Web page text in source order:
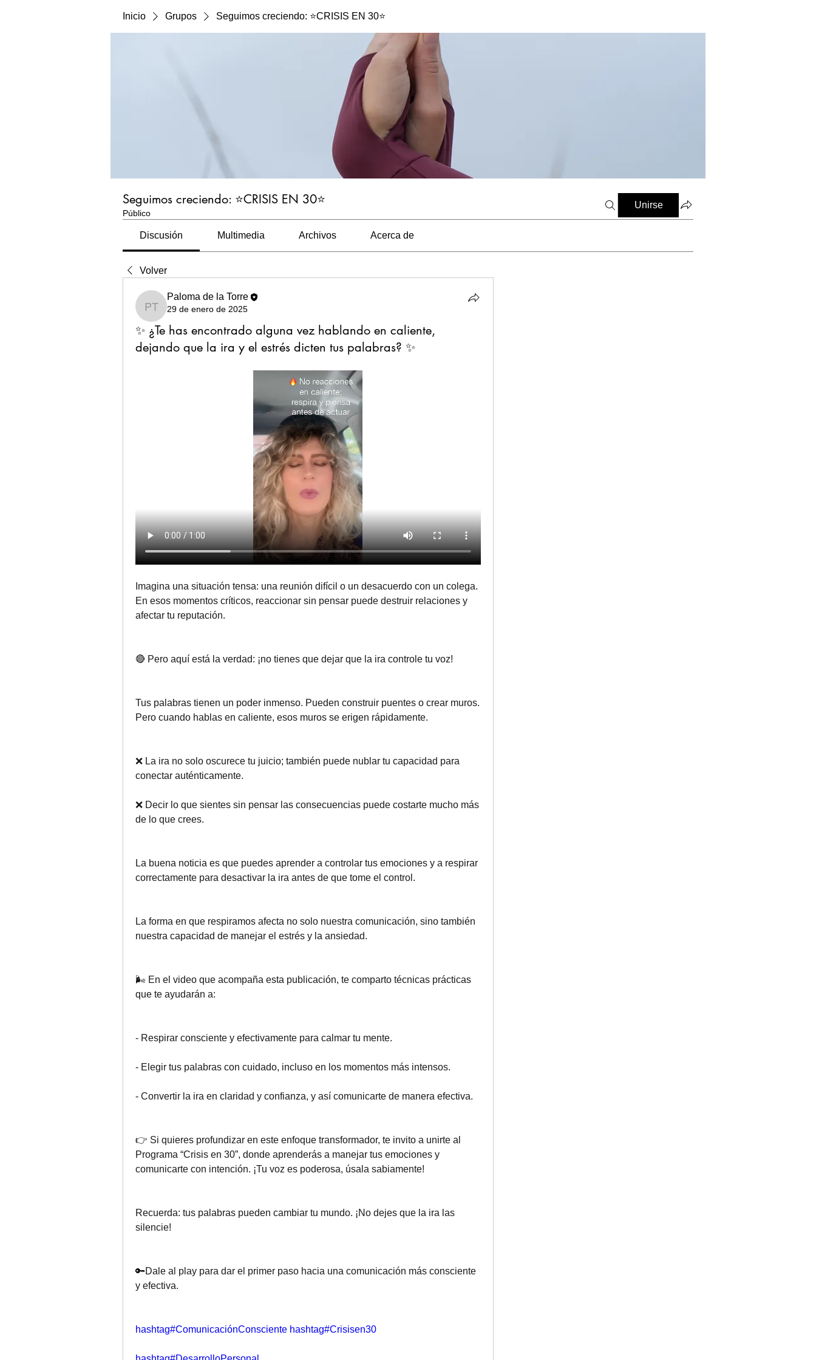
Inicio Grupos Seguimos creciendo: ⭐️CRISIS EN 30⭐️
Seguimos creciendo: ⭐️CRISIS EN 30⭐️
Público
Unirse
Discusión Multimedia Archivos Acerca de
Volver
Paloma de la Torre
Paloma de la Torre
29 de enero de 2025
✨ ¿Te has encontrado alguna vez hablando en caliente,
dejando que la ira y el estrés dicten tus palabras? ✨
Imagina una situación tensa: una reunión difícil o un desacuerdo con un colega.
En esos momentos críticos, reaccionar sin pensar puede destruir relaciones y
afectar tu reputación.
🔴 Pero aquí está la verdad: ¡no tienes que dejar que la ira controle tu voz!
Tus palabras tienen un poder inmenso. Pueden construir puentes o crear muros.
Pero cuando hablas en caliente, esos muros se erigen rápidamente.
❌ La ira no solo oscurece tu juicio; también puede nublar tu capacidad para
conectar auténticamente.
❌ Decir lo que sientes sin pensar las consecuencias puede costarte mucho más
de lo que crees.
La buena noticia es que puedes aprender a controlar tus emociones y a respirar
correctamente para desactivar la ira antes de que tome el control.
La forma en que respiramos afecta no solo nuestra comunicación, sino también
nuestra capacidad de manejar el estrés y la ansiedad.
🌬️ En el video que acompaña esta publicación, te comparto técnicas prácticas
que te ayudarán a:
- Respirar consciente y efectivamente para calmar tu mente.
- Elegir tus palabras con cuidado, incluso en los momentos más intensos.
- Convertir la ira en claridad y confianza, y así comunicarte de manera efectiva.
👉 Si quieres profundizar en este enfoque transformador, te invito a unirte al
Programa “Crisis en 30”, donde aprenderás a manejar tus emociones y
comunicarte con intención. ¡Tu voz es poderosa, úsala sabiamente!
Recuerda: tus palabras pueden cambiar tu mundo. ¡No dejes que la ira las
silencie!
🔑Dale al play para dar el primer paso hacia una comunicación más consciente
y efectiva.
hashtag#ComunicaciónConsciente hashtag#Crisisen30